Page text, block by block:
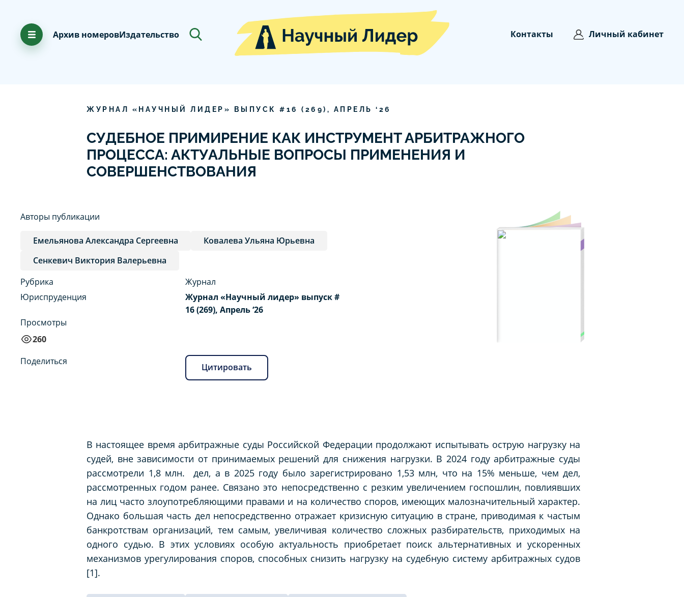
Архив номеровИздательство Контакты Личный кабинет
ЖУРНАЛ «НАУЧНЫЙ ЛИДЕР» ВЫПУСК # 16 ( 269), АПРЕЛЬ ‘ 26
СУДЕБНОЕ ПРИМИРЕНИЕ КАК ИНСТРУМЕНТ АРБИТРАЖНОГО
ПРОЦЕССА: АКТУАЛЬНЫЕ ВОПРОСЫ ПРИМЕНЕНИЯ И
СОВЕРШЕНСТВОВАНИЯ
Авторы публикации
Емельянова Александра Сергеевна
Ковалева Ульяна Юрьевна
Сенкевич Виктория Валерьевна
Рубрика
Юриспруденция
Просмотры
260
Журнал
Журнал «Научный лидер» выпуск #
16 (269), Апрель ‘26
Поделиться
Цитировать
В настоящее время арбитражные суды Российской Федерации продолжают испытывать острую нагрузку на
судей, вне зависимости от принимаемых решений для снижения нагрузки. В 2024 году арбитражные суды
рассмотрели 1,8 млн. дел, а в 2025 году было зарегистрировано 1,53 млн, что на 15% меньше, чем дел,
рассмотренных годом ранее. Связано это непосредственно с резким увеличением госпошлин, повлиявших
на лиц часто злоупотребляющими правами и на количество споров, имеющих малозначительный характер.
Однако большая часть дел непосредственно отражает кризисную ситуацию в стране, приводимая к частым
банкротствам организаций, тем самым, увеличивая количество сложных разбирательств, приходимых на
одного судью. В этих условиях особую актуальность приобретает поиск альтернативных и ускоренных
механизмов урегулирования споров, способных снизить нагрузку на судебную систему арбитражных судов
[1].